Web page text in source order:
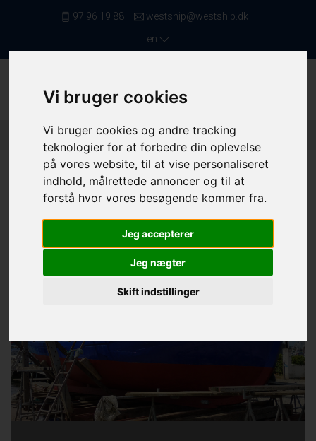
Vi bruger cookies
Vi bruger cookies og andre tracking
teknologier for at forbedre din oplevelse
på vores website, til at vise personaliseret
indhold, målrettede annoncer og til at
forstå hvor vores besøgende kommer fra.
Jeg accepterer
Jeg nægter
Skift indstillinger
97 96 19 88
westship@westship.dk
en
Front Page / Saleslist / Netters Below 11,99 Meters